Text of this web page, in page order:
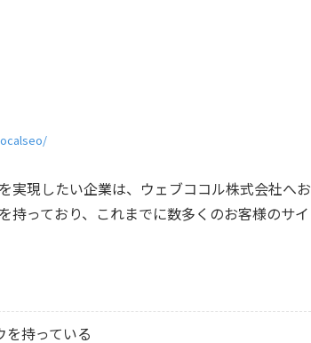
実現したい企業は、ウェブココル株式会社へお
っており、これまでに数多くのお客様のサイ
を持っている